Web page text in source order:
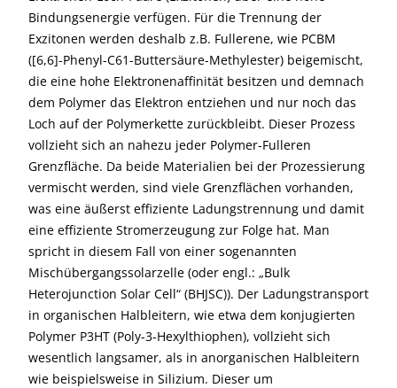
Bindungsenergie verfügen. Für die Trennung der
Exzitonen werden deshalb z.B. Fullerene, wie PCBM
([6,6]-Phenyl-C61-Buttersäure-Methylester) beigemischt,
die eine hohe Elektronenaffinität besitzen und demnach
dem Polymer das Elektron entziehen und nur noch das
Loch auf der Polymerkette zurückbleibt. Dieser Prozess
vollzieht sich an nahezu jeder Polymer-Fulleren
Grenzfläche. Da beide Materialien bei der Prozessierung
vermischt werden, sind viele Grenzflächen vorhanden,
was eine äußerst effiziente Ladungstrennung und damit
eine effiziente Stromerzeugung zur Folge hat. Man
spricht in diesem Fall von einer sogenannten
Mischübergangssolarzelle (oder engl.: „Bulk
Heterojunction Solar Cell“ (BHJSC)). Der Ladungstransport
in organischen Halbleitern, wie etwa dem konjugierten
Polymer P3HT (Poly-3-Hexylthiophen), vollzieht sich
wesentlich langsamer, als in anorganischen Halbleitern
wie beispielsweise in Silizium. Dieser um